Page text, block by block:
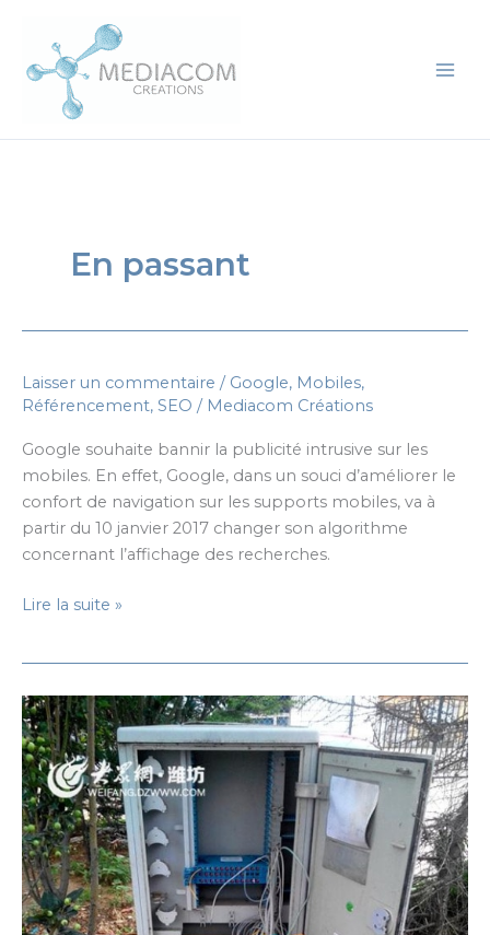
contenu
En passant
Laisser un commentaire / Google, Mobiles,
Référencement, SEO / Mediacom Créations
Google souhaite bannir la publicité intrusive sur les
mobiles. En effet, Google, dans un souci d’améliorer le
confort de navigation sur les supports mobiles, va à
partir du 10 janvier 2017 changer son algorithme
concernant l’affichage des recherches.
Google
publicité
intrusive
sur
les
mobiles
Lire la suite »